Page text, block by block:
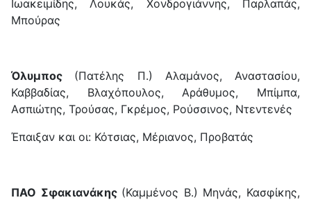
Ιωακειμίδης, Λουκάς, Χονδρογιάννης, Παρλαπάς,
Μπούρας
Όλυμπος (Πατέλης Π.) Αλαμάνος, Αναστασίου,
Καββαδίας, Βλαχόπουλος, Αράθυμος, Μπίμπα,
Ασπιώτης, Τρούσας, Γκρέμος, Ρούσσινος, Ντεντενές
Έπαιξαν και οι: Κότσιας, Μέριανος, Προβατάς
ΠΑΟ Σφακιανάκης (Καμμένος Β.) Μηνάς, Κασφίκης,